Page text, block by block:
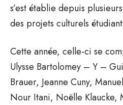
s’est établie depuis
des projets culturels
Cette année, celle-ci se
Ulysse Bartolomey – Y –
Brauer, Jeanne Cuny,
Nour Itani, Noëlle Klaucke,